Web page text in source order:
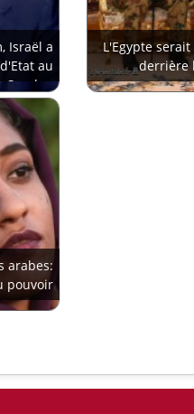
Israël a
au
Soudan
L'Egypte
derrière
arabes:
pouvoir